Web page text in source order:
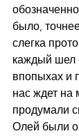
было,
слегка
каждый шел
впопыхах и
нас ждет на
продумали
Олей были